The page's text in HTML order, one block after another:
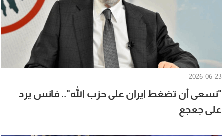
2026-06-23
"نسعى أن تضغط ايران على حزب الله".. فانس يرد
على جعجع